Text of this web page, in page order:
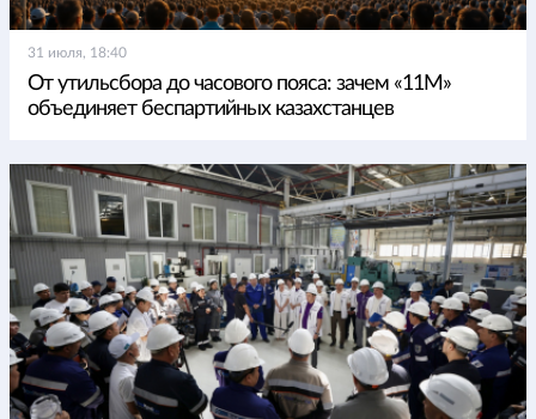
31 июля, 18:40
От утильсбора до часового пояса: зачем «11М»
объединяет беспартийных казахстанцев